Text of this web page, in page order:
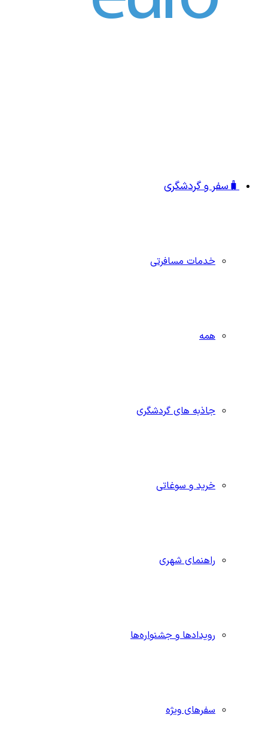
🧳سفر و گردشگری
خدمات مسافرتی
همه
جاذبه‌ های گردشگری
خرید و سوغاتی
راهنمای شهری
رویدادها و جشنواره‌ها
سفرهای ویژه